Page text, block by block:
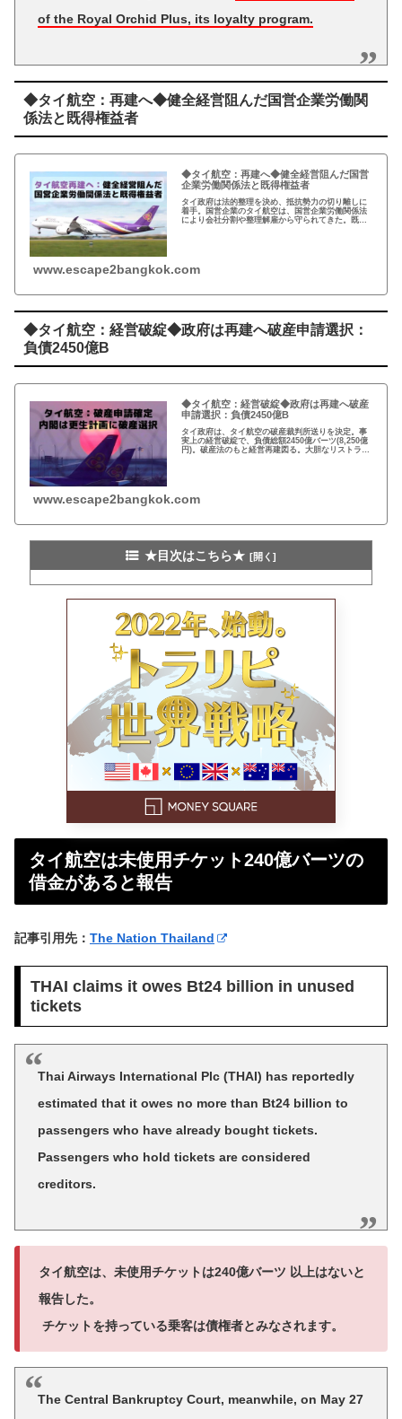
of the Royal Orchid Plus, its loyalty program.
◆タイ航空：再建へ◆健全経営阻んだ国営企業労働関
係法と既得権益者
◆タイ航空：再建へ◆健全経営阻んだ国営
企業労働関係法と既得権益者
タイ政府は法的整理を決め、抵抗勢力の切り離しに
着手。国営企業のタイ航空は、国営企業労働関係法
により会社分割や整理解雇から守られてきた。既得
www.escape2bangkok.com
◆タイ航空：経営破綻◆政府は再建へ破産申請選択：
負債2450億B
◆タイ航空：経営破綻◆政府は再建へ破産
申請選択：負債2450億B
タイ政府は、タイ航空の破産裁判所送りを決定。事
実上の経営破綻で、負債総額2450億バーツ(8,250億
円)。破産法のもと経営再建図る。大胆なリストラが
www.escape2bangkok.com
★目次はこちら★
タイ航空は未使用チケット240億バーツの
借金があると報告
記事引用先： The Nation Thailand
THAI claims it owes Bt24 billion in unused
tickets
Thai Airways International Plc (THAI) has reportedly
estimated that it owes no more than Bt24 billion to
passengers who have already bought tickets.
Passengers who hold tickets are considered
creditors.
タイ航空は、未使用チケットは240億バーツ 以上はないと
報告した。
チケットを持っている乗客は債権者とみなされます。
The Central Bankruptcy Court, meanwhile, on May 27